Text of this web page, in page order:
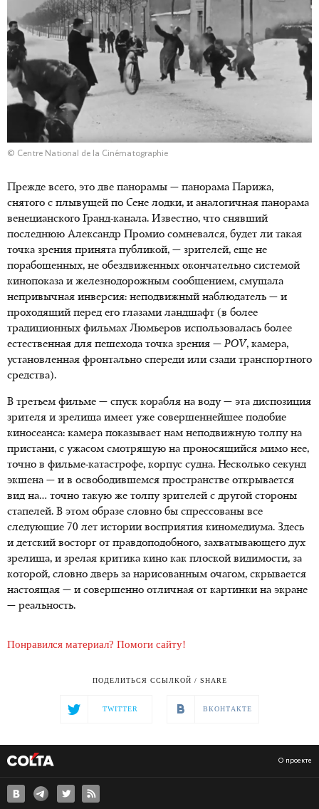
© Centre National de la Cinématographie
Прежде всего, это две панорамы — панорама Парижа,
снятого с плывущей по Сене лодки, и аналогичная панорама
венецианского Гранд-канала. Известно, что снявший
последнюю Александр Промио сомневался, будет ли такая
точка зрения принята публикой, — зрителей, еще не
порабощенных, не обездвиженных окончательно системой
кинопоказа и железнодорожным сообщением, смущала
непривычная инверсия: неподвижный наблюдатель — и
проходящий перед его глазами ландшафт (в более
традиционных фильмах Люмьеров использовалась более
естественная для пешехода точка зрения —POV, камера,
установленная фронтально спереди или сзади транспортного
средства).
В третьем фильме — спуск корабля на воду — эта диспозиция
зрителя и зрелища имеет уже совершеннейшее подобие
киносеанса: камера показывает нам неподвижную толпу на
пристани, с ужасом смотрящую на проносящийся мимо нее,
точно в фильме-катастрофе, корпус судна. Несколько секунд
экшена — и в освободившемся пространстве открывается
вид на… точно такую же толпу зрителей с другой стороны
стапелей. В этом образе словно бы спрессованы все
следующие 70 лет истории восприятия киномедиума. Здесь
и детский восторг от правдоподобного, захватывающего дух
зрелища, и зрелая критика кино как плоской видимости, за
которой, словно дверь за нарисованным очагом, скрывается
настоящая — и совершенно отличная от картинки на экране
— реальность.
Понравился материал? Помоги сайту!
ПОДЕЛИТЬСЯ ССЫЛКОЙ / SHARE
TWITTER ВКОНТАКТЕ
О проекте